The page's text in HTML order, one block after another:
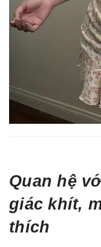
Quan hệ
giác khít,
thích